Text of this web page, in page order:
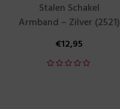
Stalen Schakel
Armband – Zilver (2521)
€12,95